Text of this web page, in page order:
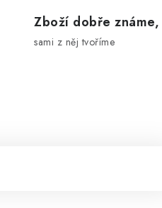
Zboží dobře známe,
sami z něj tvoříme